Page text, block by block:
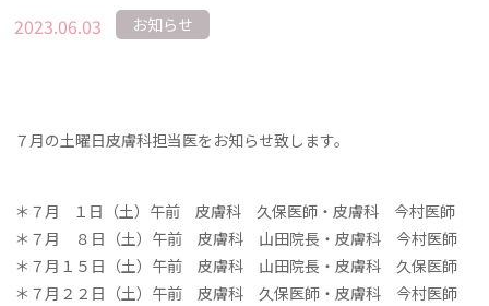
2023.06.03 お知らせ
７月の土曜日皮膚科担当医をお知らせ致します。
＊７月 １日（土）午前 皮膚科 久保医師・皮膚科 今村医師
＊７月 ８日（土）午前 皮膚科 山田院長・皮膚科 今村医師
＊７月１５日（土）午前 皮膚科 山田院長・皮膚科 久保医師
＊７月２２日（土）午前 皮膚科 久保医師・皮膚科 今村医師